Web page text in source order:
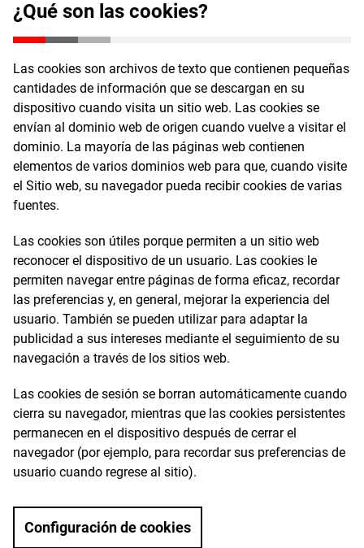
¿Qué son las cookies?
Las cookies son archivos de texto que contienen pequeñas
cantidades de información que se descargan en su
dispositivo cuando visita un sitio web. Las cookies se
envían al dominio web de origen cuando vuelve a visitar el
dominio. La mayoría de las páginas web contienen
elementos de varios dominios web para que, cuando visite
el Sitio web, su navegador pueda recibir cookies de varias
fuentes.
Las cookies son útiles porque permiten a un sitio web
reconocer el dispositivo de un usuario. Las cookies le
permiten navegar entre páginas de forma eficaz, recordar
las preferencias y, en general, mejorar la experiencia del
usuario. También se pueden utilizar para adaptar la
publicidad a sus intereses mediante el seguimiento de su
navegación a través de los sitios web.
Las cookies de sesión se borran automáticamente cuando
cierra su navegador, mientras que las cookies persistentes
permanecen en el dispositivo después de cerrar el
navegador (por ejemplo, para recordar sus preferencias de
usuario cuando regrese al sitio).
Configuración de cookies